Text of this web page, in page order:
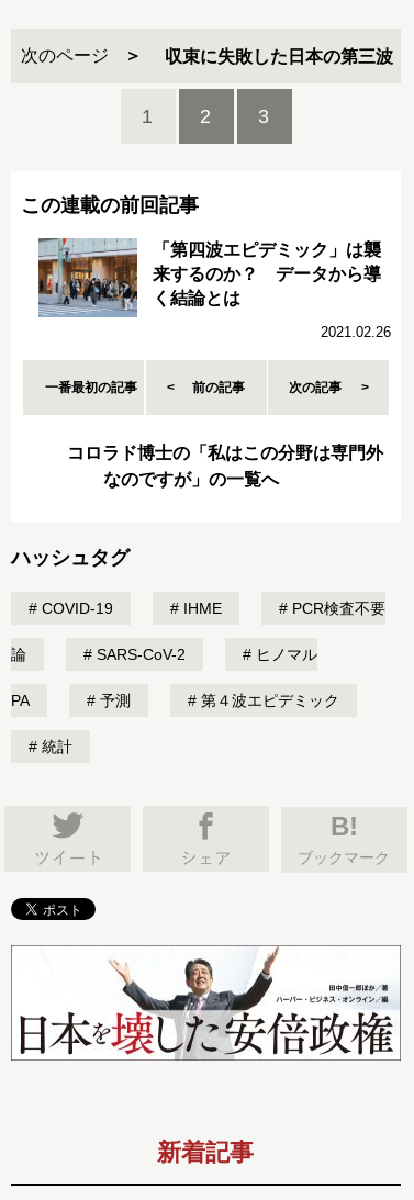
次のページ 収束に失敗した日本の第三波
1 2 3
この連載の前回記事
「第四波エピデミック」は襲
来するのか？ データから導
く結論とは
2021.02.26
一番最初の記事 前の記事 次の記事
コロラド博士の「私はこの分野は専門外
なのですが」の一覧へ
ハッシュタグ
COVID-19 IHME PCR検査不要
論 SARS-CoV-2 ヒノマル
PA 予測 第４波エピデミック
統計
B!
ブックマーク
新着記事